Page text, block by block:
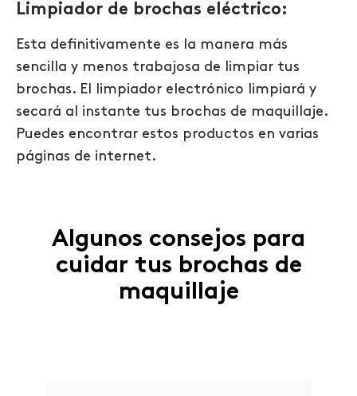
Limpiador de brochas eléctrico:
Esta definitivamente es la manera más
sencilla y menos trabajosa de limpiar tus
brochas. El limpiador electrónico limpiará y
secará al instante tus brochas de maquillaje.
Puedes encontrar estos productos en varias
páginas de internet.
Algunos consejos para
cuidar tus brochas de
maquillaje